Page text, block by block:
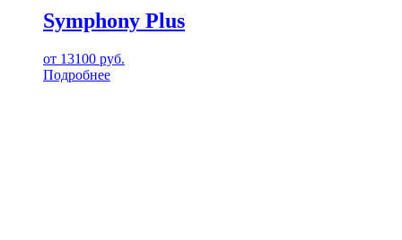
Symphony Plus
от 13100 руб.
Подробнее